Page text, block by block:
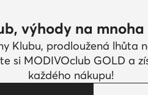
výhody na mnoha
Klubu, prodloužená lhůta
si MODIVOclub GOLD a
každého nákupu!